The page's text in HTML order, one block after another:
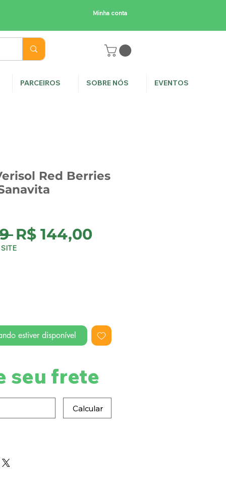
Minha conta
Red Berries
Preço
normal
R$ 144,00Preço
estiver disponível
seu frete
Calcular
PARCEIROS SOBRE NÓS EVENTOS